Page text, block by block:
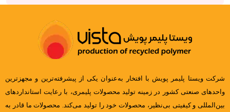
شرکت ویستا پلیمر پویش با افتخار به‌عنوان یکی از پیشرفته‌ترین و مجهزترین
واحدهای صنعتی کشور در زمینه تولید محصولات پلیمری، با رعایت استانداردهای
بین‌المللی و کیفیتی بی‌نظیر، محصولات خود را تولید می‌کند. محصولات ما قادر به